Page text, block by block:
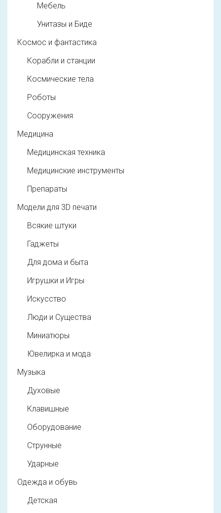
Мебель
Унитазы и Биде
Космос и фантастика
Корабли и станции
Космические тела
Роботы
Сооружения
Медицина
Медицинская техника
Медицинские инструменты
Препараты
Модели для 3D печати
Всякие штуки
Гаджеты
Для дома и быта
Игрушки и Игры
Искусство
Люди и Существа
Миниатюры
Ювелирка и мода
Музыка
Духовые
Клавишные
Оборудование
Струнные
Ударные
Одежда и обувь
Детская